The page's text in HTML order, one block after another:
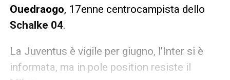
Ouedraogo, 17enne centrocampista dello
Schalke 04.
La Juventus è vigile per giugno, l’Inter si è
informata, ma in pole position resiste il